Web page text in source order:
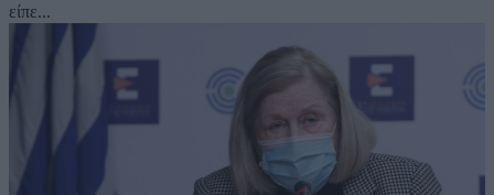
είπε...